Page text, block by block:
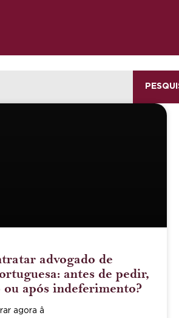
advogado de
antes de pedir,
ou após indeferimento?
agora â